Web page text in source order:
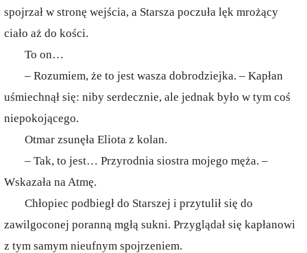
spojrzał w stronę wejścia, a Starsza poczuła lęk mrożący
ciało aż do kości.
To on…
– Rozumiem, że to jest wasza dobrodziejka. – Kapłan
uśmiechnął się: niby serdecznie, ale jednak było w tym coś
niepokojącego.
Otmar zsunęła Eliota z kolan.
– Tak, to jest… Przyrodnia siostra mojego męża. –
Wskazała na Atmę.
Chłopiec podbiegł do Starszej i przytulił się do
zawilgoconej poranną mgłą sukni. Przyglądał się kapłanowi
z tym samym nieufnym spojrzeniem.